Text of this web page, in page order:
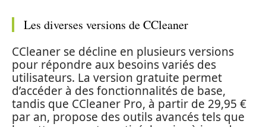
Les diverses versions de CCleaner
CCleaner se décline en plusieurs versions
pour répondre aux besoins variés des
utilisateurs. La version gratuite permet
d’accéder à des fonctionnalités de base,
tandis que CCleaner Pro, à partir de 29,95 €
par an, propose des outils avancés tels que